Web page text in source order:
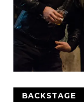
BACKSTAGE